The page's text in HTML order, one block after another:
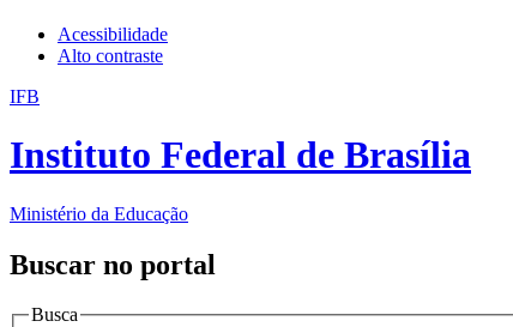
Acessibilidade
Alto contraste
IFB
Instituto Federal de Brasília
Ministério da Educação
Buscar no portal
Busca